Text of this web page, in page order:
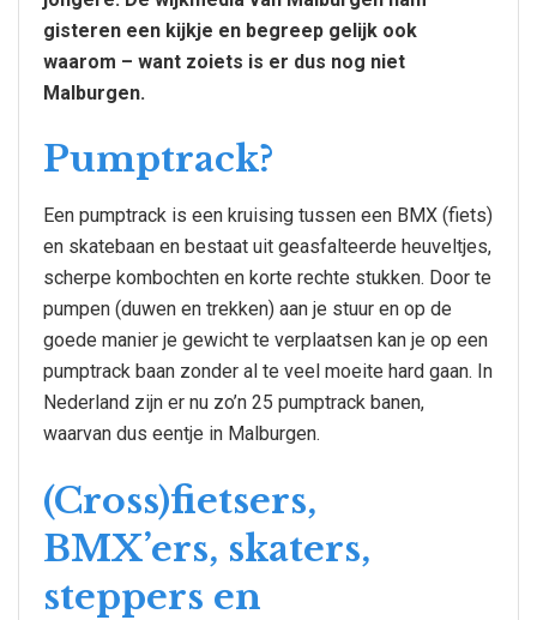
gisteren een kijkje en begreep gelijk ook
waarom – want zoiets is er dus nog niet
Malburgen.
Pumptrack?
Een pumptrack is een kruising tussen een BMX (fiets)
en skatebaan en bestaat uit geasfalteerde heuveltjes,
scherpe kombochten en korte rechte stukken. Door te
pumpen (duwen en trekken) aan je stuur en op de
goede manier je gewicht te verplaatsen kan je op een
pumptrack baan zonder al te veel moeite hard gaan. In
Nederland zijn er nu zo’n 25 pumptrack banen,
waarvan dus eentje in Malburgen.
(Cross)fietsers,
BMX’ers, skaters,
steppers en